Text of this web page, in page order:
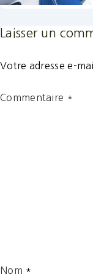
Laisser un
Votre adresse e-
Commentaire *
Nom *